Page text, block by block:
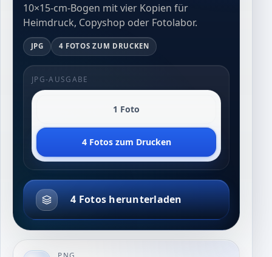
10×15-cm-Bogen mit vier Kopien für
Heimdruck, Copyshop oder Fotolabor.
JPG 4 FOTOS ZUM DRUCKEN
JPG-AUSGABE
1 Foto
4 Fotos zum Drucken
4 Fotos herunterladen